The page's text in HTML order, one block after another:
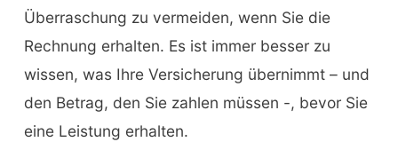
Überraschung zu vermeiden, wenn Sie die
Rechnung erhalten. Es ist immer besser zu
wissen, was Ihre Versicherung übernimmt – und
den Betrag, den Sie zahlen müssen -, bevor Sie
eine Leistung erhalten.